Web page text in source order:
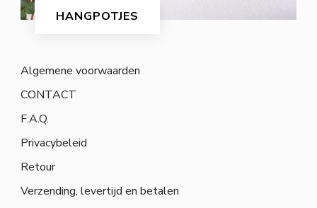
HANGPOTJES
Algemene voorwaarden
CONTACT
F.A.Q.
Privacybeleid
Retour
Verzending, levertijd en betalen